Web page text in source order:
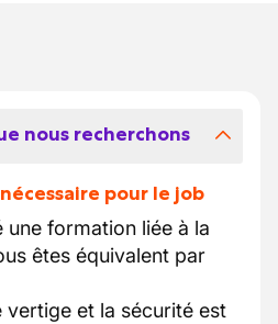
nous recherchons
pour le job
une formation liée à la
êtes équivalent par
vertige et la sécurité est